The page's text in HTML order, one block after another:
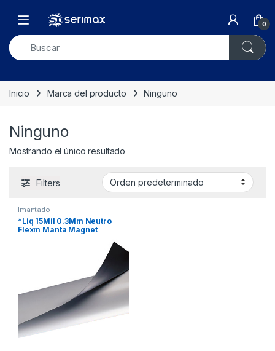
Open 0
Inicio Marca del producto Ninguno
Ninguno
Mostrando el único resultado
Filters
Imantado
*Liq 15Mil 0.3Mm Neutro
Flexm Manta Magnet